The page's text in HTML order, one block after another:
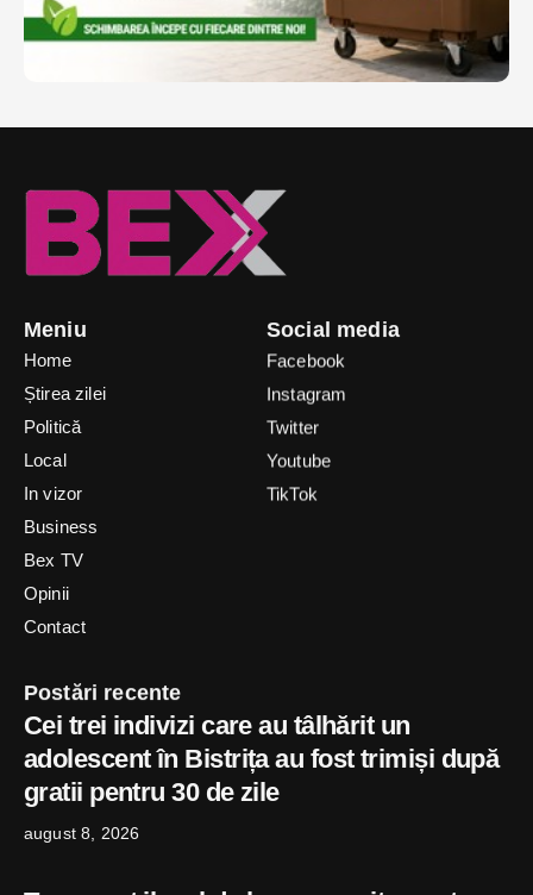
Meniu
Home
Știrea zilei
Politică
Local
In vizor
Business
Bex TV
Opinii
Contact
Social media
Facebook
Instagram
Twitter
Youtube
TikTok
Postări recente
Cei trei indivizi care au tâlhărit un
adolescent în Bistrița au fost trimiși după
gratii pentru 30 de zile
august 8, 2026